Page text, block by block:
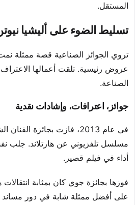
المستقل.
تسليط الضوء على أليشيا
تروي الجوائز الصناعية قصة ممثلة
عروض رئيسية. تلقت أعمالها
الصناعة.
جوائز، اعترافات، وإشادات نقدية
في عام 2013، فازت بجائزة
مسلسل تلفزيوني عن هارتلاند. جلب
أداء في فيلم قصير.
فوزها بجائزة جوي كان بمثابة